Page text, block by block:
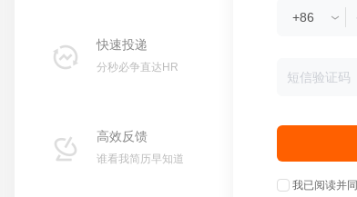
快速投递
分秒必争直达HR
高效反馈
谁看我简历早知道
我已阅读并